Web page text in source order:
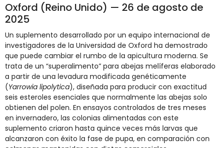
Oxford (Reino Unido) — 26 de agosto de
2025
Un suplemento desarrollado por un equipo internacional de
investigadores de la Universidad de Oxford ha demostrado
que puede cambiar el rumbo de la apicultura moderna. Se
trata de un “superalimento” para abejas melíferas elaborado
a partir de una levadura modificada genéticamente
(Yarrowia lipolytica), diseñada para producir con exactitud
seis esteroles esenciales que normalmente las abejas solo
obtienen del polen. En ensayos controlados de tres meses
en invernadero, las colonias alimentadas con este
suplemento criaron hasta quince veces más larvas que
alcanzaron con éxito la fase de pupa, en comparación con